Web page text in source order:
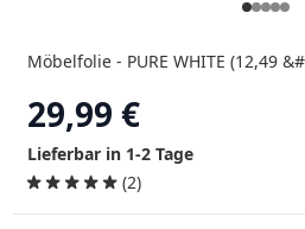
Möbelfolie - PURE WHITE (12,49
29,99 €
Lieferbar in 1-2 Tage
(2)